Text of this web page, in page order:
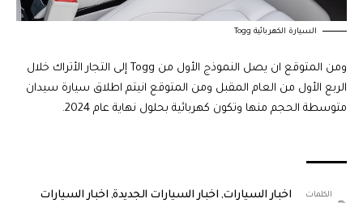
السيارة الكهربائية Togg
ومن المتوقع ان يصل النموذج الأول من Togg إلى التجار الأتراك خلال
الربع الأول من العام المقبل ومن المتوقع انيتم اطلاق سيارة سيدان
متوسطة الحجم منها وتكون كهربائية بحلول نهاية عام 2024.
الكلمات
اخبار السيارات, اخبار السيارات الجديدة, اخبار السيارات